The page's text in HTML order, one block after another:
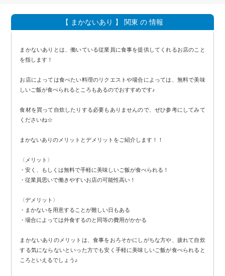
当店は高時給に加えて、高歩合制度があります！✨
しっかりとボーナスも有るので予想以上に稼げるんです⭐️
日払いにも対応してますので、
研修制度がばっちりなので
分からないことはなんでも聞きやすい環境です💫
何よりも優しい先輩方ばかりですよ！
すこしでも興味や、気になる質問がありましたら
お気軽にご応募くださいね🙋♂
【 まかないあり 】 関東 の 情報
まかないありとは、働いている従業員に食事を提供してくれるお店のこと
を指します！
お店によっては食べたい料理のリクエストや場合によっては、無料で美味
しいご飯が食べられるところもあるのでおすすめです♪
食材を買って自炊したりする必要もありませんので、ぜひ参考にしてみて
くださいね☆
まかないありのメリットとデメリットをご紹介します！！
〈メリット〉
・安く、もしくは無料で手軽に美味しいご飯が食べられる！
・従業員思いで働きやすいお店の可能性高い！
〈デメリット〉
・まかないを用意することが難しい日もある
・場合によっては外食するのと同等の費用がかかる
まかないありのメリットは、食事をおろそかにしがちな方や、疲れて自炊
する気にならないといった方でも安く手軽に美味しいご飯が食べられると
ころといえるでしょう♪